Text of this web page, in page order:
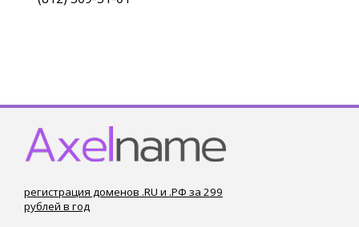
регистрация доменов .RU и .РФ за 299
рублей в год